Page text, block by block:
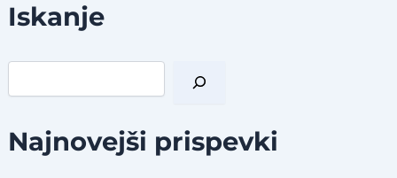
Iskanje
I
Najnovejši prispevki